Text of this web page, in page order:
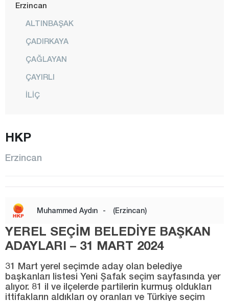
Erzincan
ALTINBAŞAK
ÇADIRKAYA
ÇAĞLAYAN
ÇAYIRLI
İLİÇ
REFAHİYE
ÜZÜMLÜ
Erzurum
HKP
Erzincan
Muhammed Aydın - (Erzincan)
YEREL SEÇİM BELEDİYE BAŞKAN
ADAYLARI – 31 MART 2024
31 Mart yerel seçimde aday olan belediye
başkanları listesi Yeni Şafak seçim sayfasında yer
alıyor. 81 il ve ilçelerde partilerin kurmuş oldukları
ittifakların aldıkları oy oranları ve Türkiye seçim